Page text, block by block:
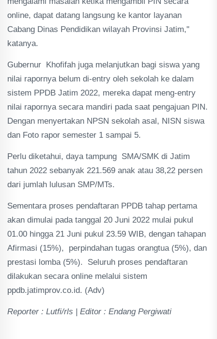
online, dapat datang langsung ke kantor layanan
Cabang Dinas Pendidikan wilayah Provinsi Jatim,"
katanya.
Gubernur Khofifah juga melanjutkan bagi siswa yang
nilai rapornya belum di-entry oleh sekolah ke dalam
sistem PPDB Jatim 2022, mereka dapat meng-entry
nilai rapornya secara mandiri pada saat pengajuan PIN.
Dengan menyertakan NPSN sekolah asal, NISN siswa
dan Foto rapor semester 1 sampai 5.
Perlu diketahui, daya tampung SMA/SMK di Jatim
tahun 2022 sebanyak 221.569 anak atau 38,22 persen
dari jumlah lulusan SMP/MTs.
Sementara proses pendaftaran PPDB tahap pertama
akan dimulai pada tanggal 20 Juni 2022 mulai pukul
01.00 hingga 21 Juni pukul 23.59 WIB, dengan tahapan
Afirmasi (15%), perpindahan tugas orangtua (5%), dan
prestasi lomba (5%). Seluruh proses pendaftaran
dilakukan secara online melalui sistem
ppdb.jatimprov.co.id. (Adv)
Reporter : Lutfi/rls | Editor : Endang Pergiwati